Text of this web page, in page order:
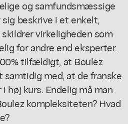
og samfundsmæssige
beskrive i et enkelt,
virkeligheden som
for andre end eksperter.
tilfældigt, at Boulez
med, at de franske
høj kurs. Endelig må man
kompleksiteten? Hvad